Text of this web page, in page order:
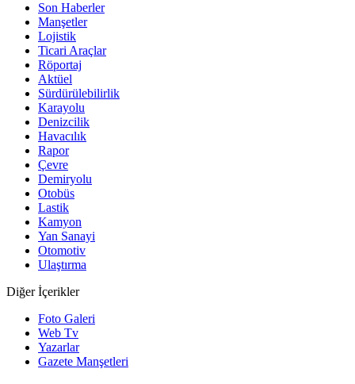
Son Haberler
Manşetler
Lojistik
Ticari Araçlar
Röportaj
Aktüel
Sürdürülebilirlik
Karayolu
Denizcilik
Havacılık
Rapor
Çevre
Demiryolu
Otobüs
Lastik
Kamyon
Yan Sanayi
Otomotiv
Ulaştırma
Diğer İçerikler
Foto Galeri
Web Tv
Yazarlar
Gazete Manşetleri